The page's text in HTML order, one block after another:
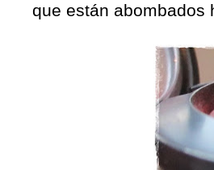
que están abombados